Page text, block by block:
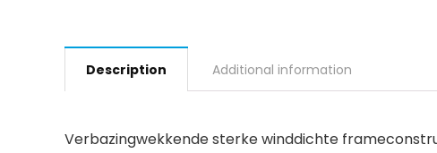
Description Additional information
Verbazingwekkende sterke winddichte